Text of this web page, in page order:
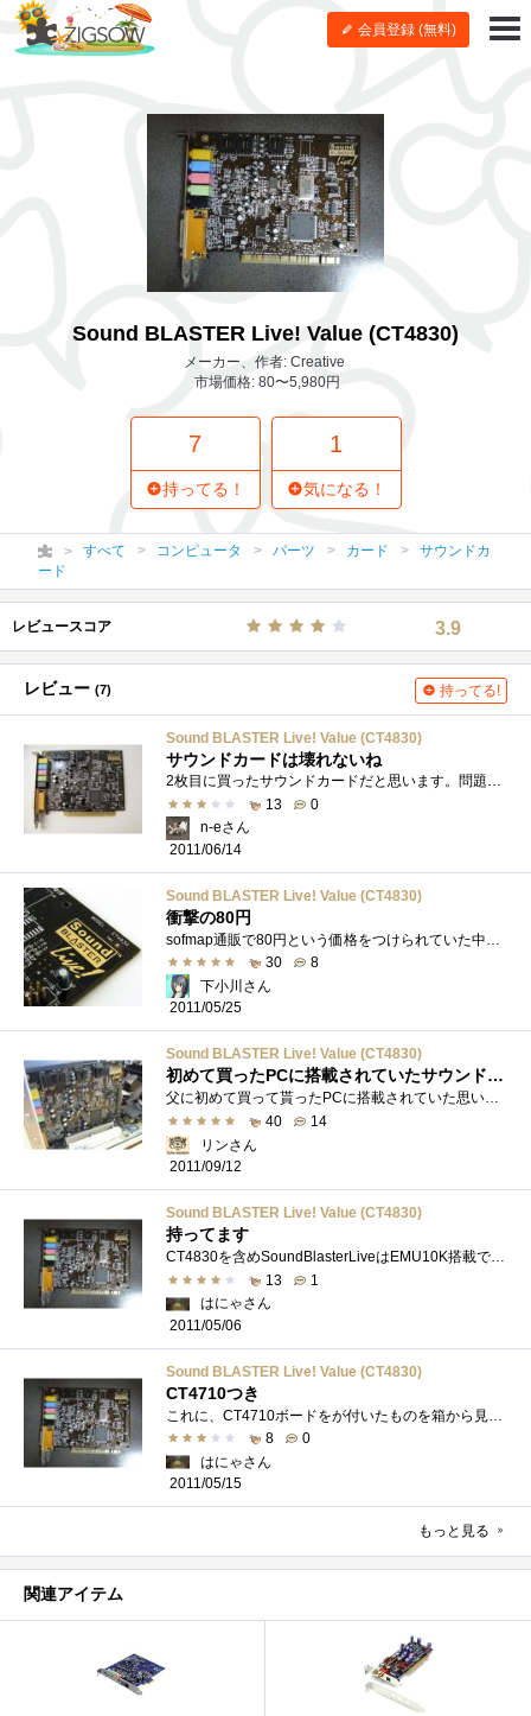
会員登録 (無料)
Sound BLASTER Live! Value (CT4830)
メーカー、作者: Creative
市場価格: 80〜5,980円
7
持ってる！
1
気になる！
すべて コンピュータ パーツ カード
サウンドカ
ード
レビュースコア 3.9
レビュー (7) 持ってる!
Sound BLASTER Live! Value (CT4830)
サウンドカードは壊れないね
2枚目に買ったサウンドカードだと思います。問題なく動いてます。今はで使っています。
13
0
n-eさん
2011/06/14
Sound BLASTER Live! Value (CT4830)
衝撃の80円
30
8
下小川さん
2011/05/25
Sound BLASTER Live! Value (CT4830)
初めて買ったPCに搭載されていたサウンドカード
父に初めて買って貰ったPCに搭載されていた思い出深いサウンドカードです。WindowsMeの時にPCを買ってもらい、Windows2000、WindowsXPと一緒に渡り歩き�...
40
14
リンさん
2011/09/12
Sound BLASTER Live! Value (CT4830)
持ってます
CT4830を含めSoundBlasterLiveはEMU10K搭載でPCIサウンドカードの初期の名作といっていいでしょう。さて、CT4830はより後に作られたValue!という廉価版で、�...
13
1
はにゃさん
2011/05/06
Sound BLASTER Live! Value (CT4830)
CT4710つき
8
0
はにゃさん
2011/05/15
もっと見る
関連アイテム